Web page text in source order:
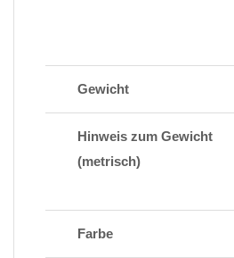
Gewicht
Hinweis zum Gewicht
(metrisch)
Farbe